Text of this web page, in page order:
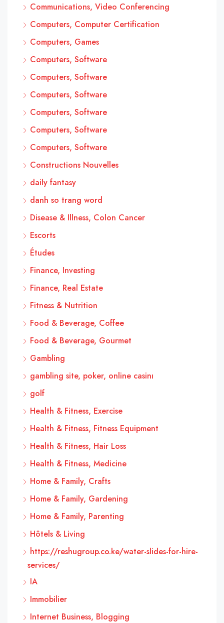
Communications, Video Conferencing
Computers, Computer Certification
Computers, Games
Computers, Software
Computers, Software
Computers, Software
Computers, Software
Computers, Software
Computers, Software
Constructions Nouvelles
daily fantasy
danh so trang word
Disease & Illness, Colon Cancer
Escorts
Études
Finance, Investing
Finance, Real Estate
Fitness & Nutrition
Food & Beverage, Coffee
Food & Beverage, Gourmet
Gambling
gambling site, poker, online casinı
golf
Health & Fitness, Exercise
Health & Fitness, Fitness Equipment
Health & Fitness, Hair Loss
Health & Fitness, Medicine
Home & Family, Crafts
Home & Family, Gardening
Home & Family, Parenting
Hôtels & Living
https://reshugroup.co.ke/water-slides-for-hire-
services/
IA
Immobilier
Internet Business, Blogging